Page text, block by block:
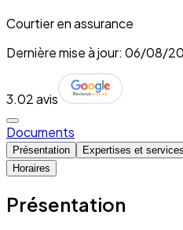
Courtier en assurance
Dernière mise à jour: 06/08/
3.02 avis
Documents
Présentation Expertises et services
Horaires
Présentation